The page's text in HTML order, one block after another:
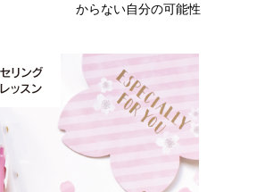
からない自分の可能性